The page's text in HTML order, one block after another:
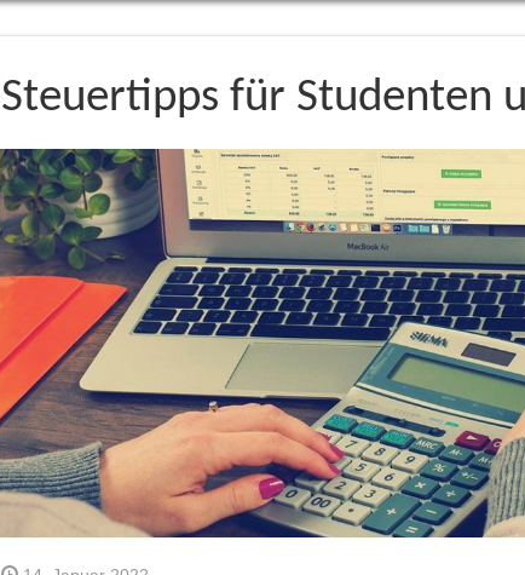
Steuertipps für Studenten